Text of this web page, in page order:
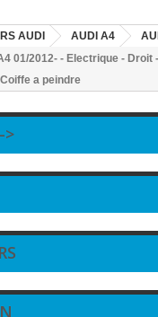
AUDI AUDI A4
01/2012- - Electrique - Droit
a peindre
>